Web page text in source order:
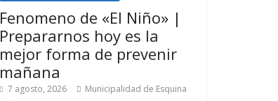
Fenomeno de «El Niño» |
Prepararnos hoy es la
mejor forma de prevenir
mañana
7 agosto, 2026
Municipalidad de Esquina